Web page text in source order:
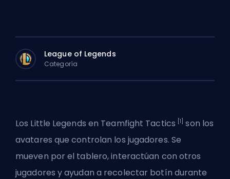
League of Legends
Categoría
Los Little Legends en Teamfight Tactics [1] son los
avatares que controlan los jugadores. Se
mueven por el tablero, interactúan con otros
jugadores y ayudan a recolectar botín durante